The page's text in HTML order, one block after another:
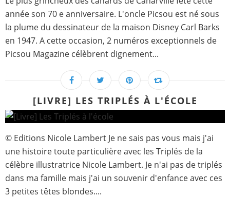
année son 70 e anniversaire. L'oncle Picsou est né sous
la plume du dessinateur de la maison Disney Carl Barks
en 1947. A cette occasion, 2 numéros exceptionnels de
Picsou Magazine célèbrent dignement...
[LIVRE] LES TRIPLÉS À L'ÉCOLE
© Editions Nicole Lambert Je ne sais pas vous mais j'ai
une histoire toute particulière avec les Triplés de la
célèbre illustratrice Nicole Lambert. Je n'ai pas de triplés
dans ma famille mais j'ai un souvenir d'enfance avec ces
3 petites têtes blondes....